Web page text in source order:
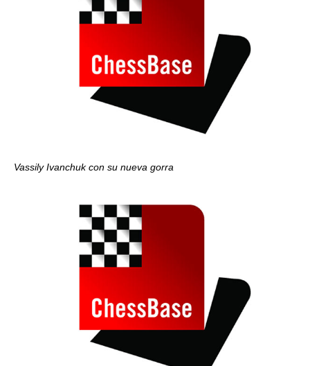
Vassily Ivanchuk con su nueva gorra